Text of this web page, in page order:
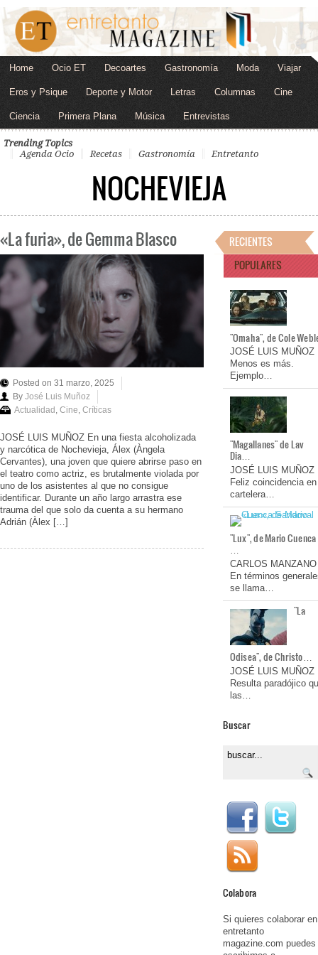
Home Ocio ET Decoartes Gastronomía Moda Viajar
Eros y Psique Deporte y Motor Letras Columnas Cine
Ciencia Primera Plana Música Entrevistas
Trending Topics
Agenda Ocio
Recetas Gastronomía Entretanto
NOCHEVIEJA
«La furia», de Gemma Blasco
Posted on 31 marzo, 2025
By José Luis Muñoz
Actualidad, Cine, Críticas
JOSÉ LUIS MUÑOZ En una fiesta alcoholizada
y narcótica de Nochevieja, Álex (Àngela
Cervantes), una joven que quiere abrirse paso en
el teatro como actriz, es brutalmente violada por
uno de los asistentes al que no consigue
identificar. Durante un año largo arrastra ese
trauma del que solo da cuenta a su hermano
Adrián (Àlex […]
RECIENTES
POPULARES
"Omaha", de Cole
JOSÉ LUIS MUÑOZ
Menos es más.
Ejemplo…
"Magallanes" de Lav
Dia…
JOSÉ LUIS MUÑOZ
Feliz coincidencia en
cartelera…
"Lux", de Mario Cuenca
…
CARLOS MANZANO
En términos
se llama…
"La
Odisea", de Christo…
JOSÉ LUIS MUÑOZ
Resulta paradójico
las…
Buscar
Colabora
Si quieres colaborar en
entretanto
magazine.com puedes